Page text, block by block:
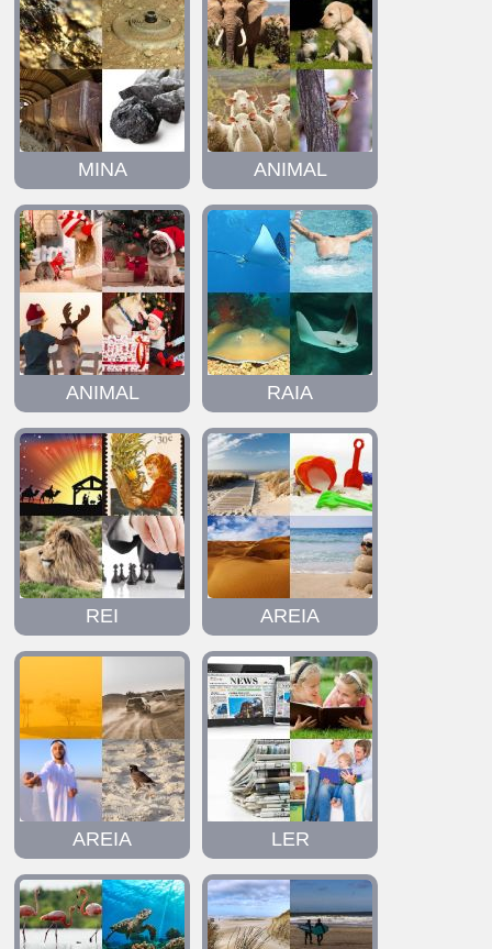
MINA ANIMAL
ANIMAL RAIA
REI AREIA
AREIA LER